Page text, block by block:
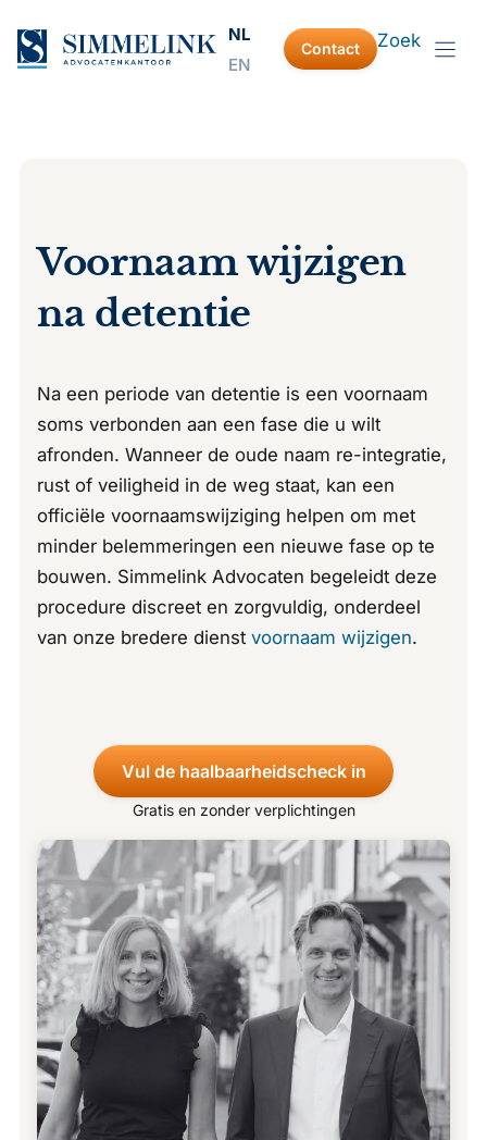
naar
de
Zoek
Contact
NL
EN
Voornaam wijzigen
na detentie
Na een periode van detentie is een voornaam
soms verbonden aan een fase die u wilt
afronden. Wanneer de oude naam re-integratie,
rust of veiligheid in de weg staat, kan een
officiële voornaamswijziging helpen om met
minder belemmeringen een nieuwe fase op te
bouwen. Simmelink Advocaten begeleidt deze
procedure discreet en zorgvuldig, onderdeel
van onze bredere dienst voornaam wijzigen.
Vul de haalbaarheidscheck in
Gratis en zonder verplichtingen